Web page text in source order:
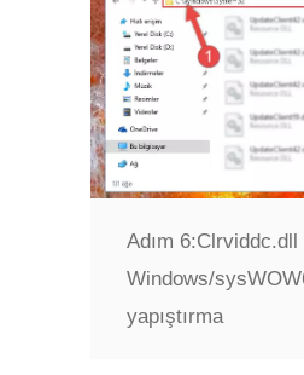
Adım 6:Clrviddc.dll
Windows/
yapıştırma